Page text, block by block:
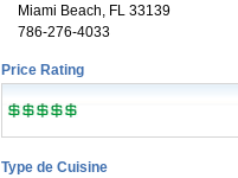
Miami Beach, FL 33139
786-276-4033
Price Rating
Type de Cuisine